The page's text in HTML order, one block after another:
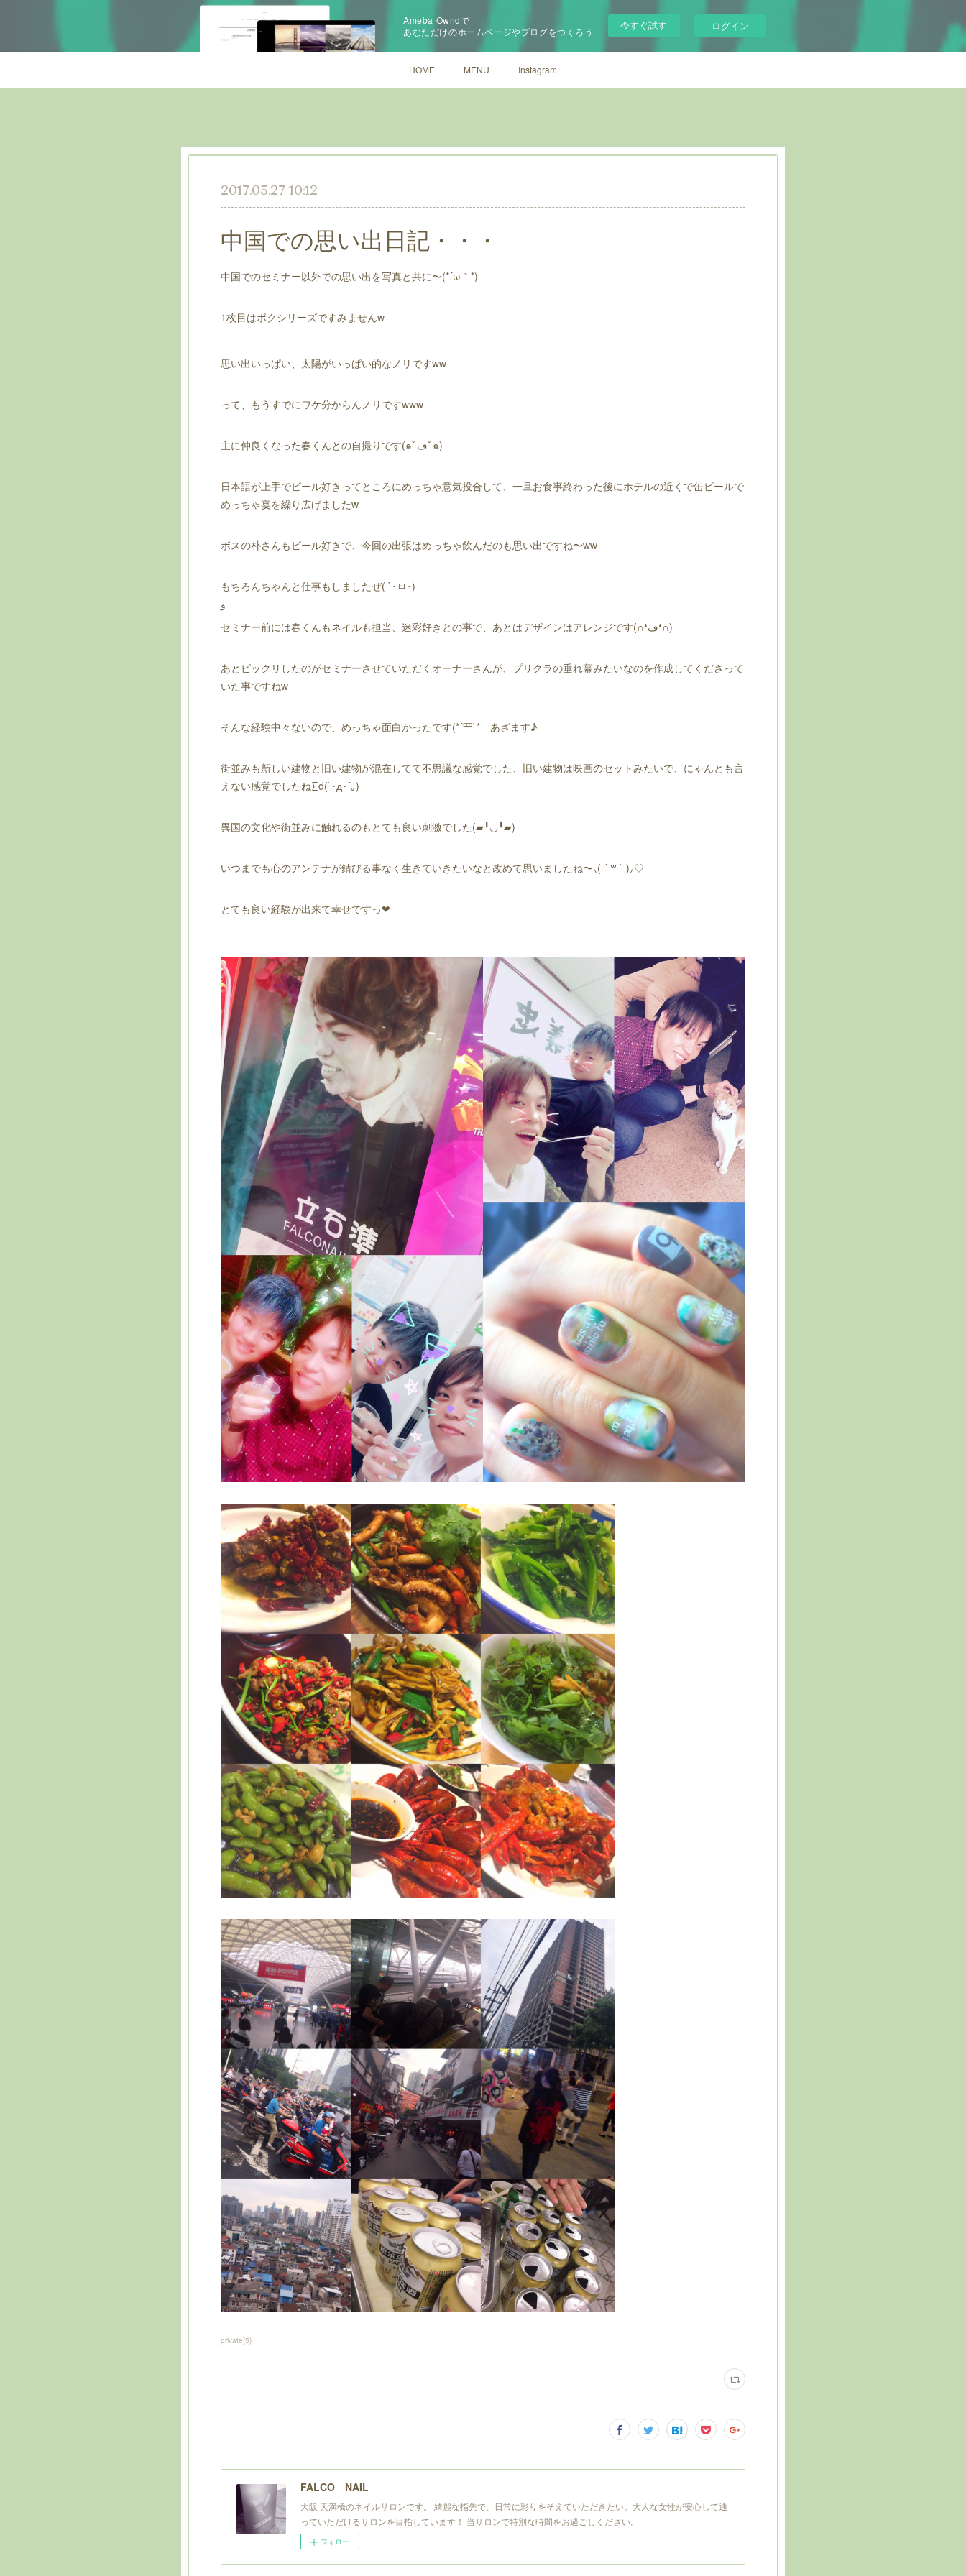
Ameba Owndで
あなただけのホームページやブログをつくろう
今すぐ試す ログイン
HOME MENU Instagram
2017.05.27 10:12
中国での思い出日記・・・
中国でのセミナー以外での思い出を写真と共に〜(*´ω｀*)
1枚目はボクシリーズですみませんw
思い出いっぱい、太陽がいっぱい的なノリですww
って、もうすでにワケ分からんノリですwww
主に仲良くなった春くんとの自撮りです(๑ﾟڡﾟ๑)
日本語が上手でビール好きってところにめっちゃ意気投合して、一旦お食事終わった後にホテルの近くで缶ビールで
めっちゃ宴を繰り広げましたw
ボスの朴さんもビール好きで、今回の出張はめっちゃ飲んだのも思い出ですね〜ww
もちろんちゃんと仕事もしましたぜ( `･ㅂ･)
و
セミナー前には春くんもネイルも担当、迷彩好きとの事で、あとはデザインはアレンジです(∩❛ڡ❛∩)
あとビックリしたのがセミナーさせていただくオーナーさんが、プリクラの垂れ幕みたいなのを作成してくださって
いた事ですねw
そんな経験中々ないので、めっちゃ面白かったです(*´罒`*ゞあざます♪
街並みも新しい建物と旧い建物が混在してて不思議な感覚でした、旧い建物は映画のセットみたいで、にゃんとも言
えない感覚でしたね∑d(`･д･´｡)
異国の文化や街並みに触れるのもとても良い刺激でした(▰╹◡╹▰)
いつまでも心のアンテナが錆びる事なく生きていきたいなと改めて思いましたね〜⸜( ´ ꒳ ` )⸝♡
とても良い経験が出来て幸せですっ❤
private(5)
FALCO NAIL
大阪 天満橋のネイルサロンです。 綺麗な指先で、日常に彩りをそえていただきたい。大人な女性が安心して通
っていただけるサロンを目指しています！ 当サロンで特別な時間をお過ごしください。
フォロー